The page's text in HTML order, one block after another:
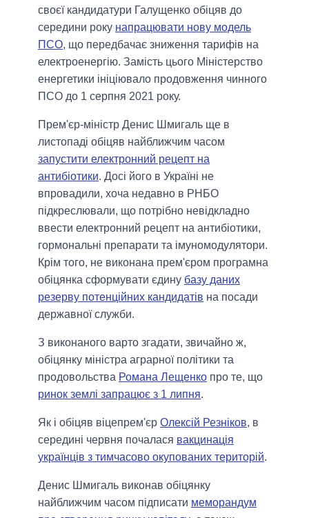
своєї кандидатури Галущенко обіцяв до
середини року напрацювати нову модель
ПСО, що передбачає зниження тарифів на
електроенергію. Замість цього Міністерство
енергетики ініціювало продовження чинного
ПСО до 1 серпня 2021 року.
Прем'єр-міністр Денис Шмигаль ще в
листопаді обіцяв найближчим часом
запустити електронний рецепт на
антибіотики. Досі його в Україні не
впровадили, хоча недавно в РНБО
підкреслювали, що потрібно невідкладно
ввести електронний рецепт на антибіотики,
гормональні препарати та імуномодулятори.
Крім того, не виконана прем'єром програмна
обіцянка сформувати єдину базу даних
резерву потенційних кандидатів на посади
державної служби.
З виконаного варто згадати, звичайно ж,
обіцянку міністра аграрної політики та
продовольства Романа Лещенко про те, що
ринок землі запрацює з 1 липня.
Як і обіцяв віцепрем'єр Олексій Резніков, в
середині червня почалася вакцинація
українців з тимчасово окупованих територій.
Денис Шмигаль виконав обіцянку
найближчим часом підписати меморандум